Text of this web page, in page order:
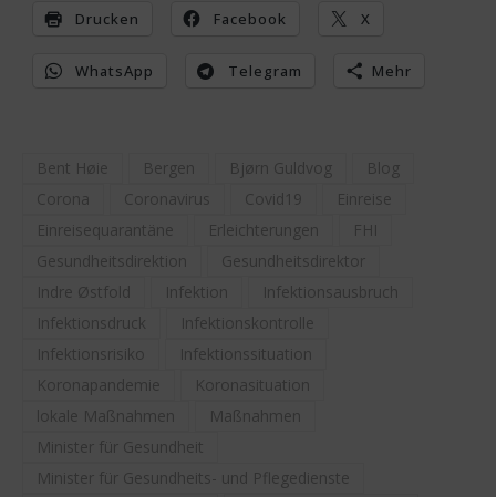
Drucken Facebook X
WhatsApp Telegram Mehr
Bent Høie Bergen Bjørn Guldvog
Blog
Corona
Coronavirus Covid19
Einreise
Einreisequarantäne
Erleichterungen
FHI
Gesundheitsdirektion
Gesundheitsdirektor
Indre Østfold
Infektion
Infektionsausbruch
Infektionsdruck
Infektionskontrolle
Infektionsrisiko
Infektionssituation
Koronapandemie
Koronasituation
lokale Maßnahmen
Maßnahmen
Minister für Gesundheit
Minister für Gesundheits- und Pflegedienste